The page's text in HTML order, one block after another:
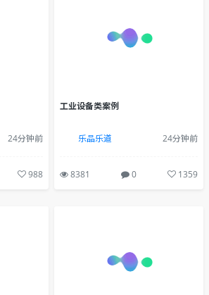
24分钟前
988
工业设备类案例
乐品乐道 24分钟前
8381 0 1359